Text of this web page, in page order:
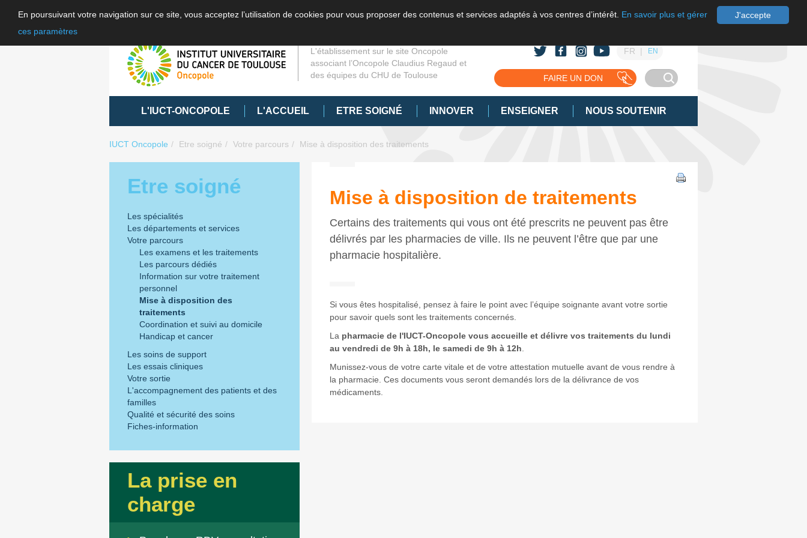
J'accepte
En poursuivant votre navigation sur ce site, vous acceptez l’utilisation de cookies pour vous proposer des contenus et services adaptés à vos centres d’intérêt. En savoir plus et gérer
ces paramètres
L'établissement sur le site Oncopole
associant l’Oncopole Claudius Regaud et
des équipes du CHU de Toulouse
FR EN
FAIRE UN DON
L'IUCT-ONCOPOLE L'ACCUEIL ETRE SOIGNÉ INNOVER ENSEIGNER NOUS SOUTENIR
IUCT Oncopole Etre soigné Votre parcours Mise à disposition des traitements
Etre soigné
Les spécialités
Les départements et services
Votre parcours
Les examens et les traitements
Les parcours dédiés
Information sur votre traitement
personnel
Mise à disposition des
traitements
Coordination et suivi au domicile
Handicap et cancer
Les soins de support
Les essais cliniques
Votre sortie
L'accompagnement des patients et des
familles
Qualité et sécurité des soins
Fiches-information
La prise en
charge
Mise à disposition de traitements
Certains des traitements qui vous ont été prescrits ne peuvent pas être
délivrés par les pharmacies de ville. Ils ne peuvent l’être que par une
pharmacie hospitalière.
Si vous êtes hospitalisé, pensez à faire le point avec l’équipe soignante avant votre sortie
pour savoir quels sont les traitements concernés.
La pharmacie de l'IUCT-Oncopole vous accueille et délivre vos traitements du lundi
au vendredi de 9h à 18h, le samedi de 9h à 12h
Munissez-vous de votre carte vitale et de votre attestation mutuelle avant de vous rendre à
la pharmacie. Ces documents vous seront demandés lors de la délivrance de vos
médicaments.